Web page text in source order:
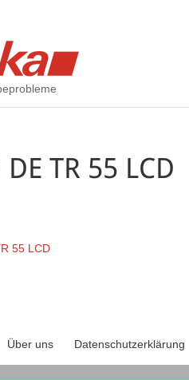
DE TR 55 LCD
55 LCD
Über uns Datenschutzerklärung